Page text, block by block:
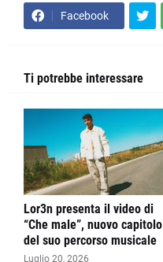
Facebook
Ti potrebbe interessare
Lor3n presenta il video di
“Che male”, nuovo capitolo
del suo percorso musicale
Luglio 20, 2026